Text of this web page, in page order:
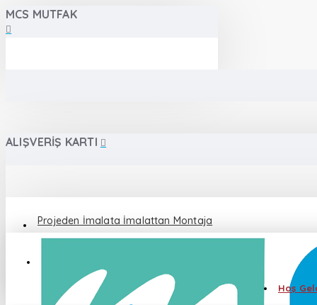
MCS MUTFAK
ALIŞVERIŞ KARTI
Projeden İmalata İmalattan Montaja
Hoş